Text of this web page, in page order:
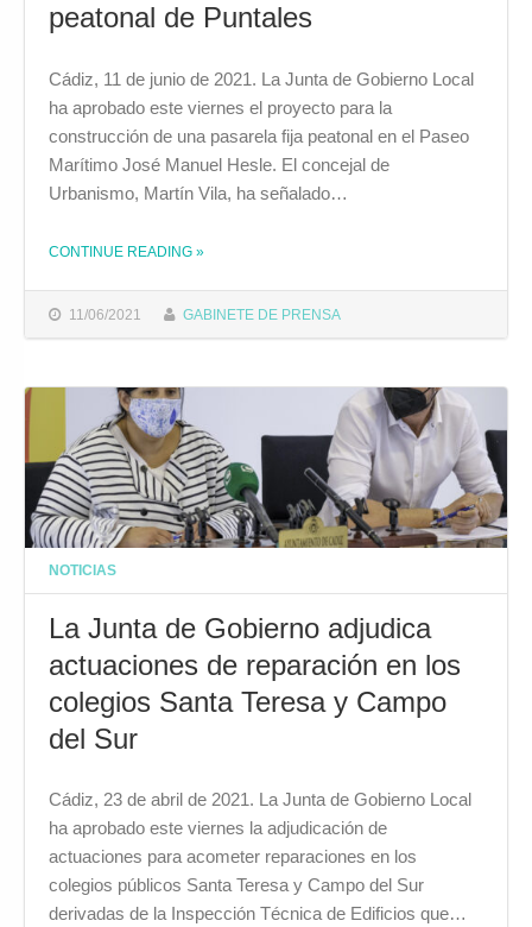
peatonal de Puntales
11/06/2021 GABINETE DE PRENSA
Cádiz, 11 de junio de 2021. La Junta de Gobierno Local
ha aprobado este viernes el proyecto para la
construcción de una pasarela fija peatonal en el Paseo
Marítimo José Manuel Hesle. El concejal de
Urbanismo, Martín Vila, ha señalado…
CONTINUE READING THE "LA JUNTA DE GOBIERNO LOCAL APRUEBA EL PROYECTO PARA LA CONSTRUCCIÓN DE LA PASARELA FIJA PEATONAL DE PUNTALES"
»
NOTICIAS
La Junta de Gobierno adjudica
actuaciones de reparación en los
colegios Santa Teresa y Campo
del Sur
Cádiz, 23 de abril de 2021. La Junta de Gobierno Local
ha aprobado este viernes la adjudicación de
actuaciones para acometer reparaciones en los
colegios públicos Santa Teresa y Campo del Sur
derivadas de la Inspección Técnica de Edificios que…